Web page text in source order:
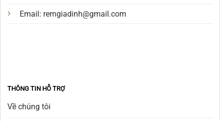
Email: remgiadinh@gmail.com
THÔNG TIN HỖ TRỢ
Về chúng tôi